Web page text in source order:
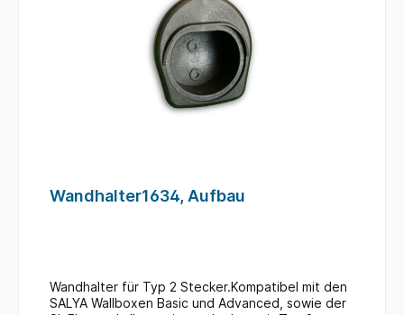
Wandhalter1634, Aufbau
Wandhalter für Typ 2 Stecker.Kompatibel mit den
SALYA Wallboxen Basic und Advanced, sowie der